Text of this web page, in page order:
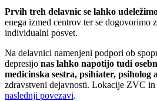
Prvih treh delavnic se lahko
enega izmed centrov ter se dogovorimo
individualni posvet.
Na delavnici namenjeni podpori ob
depresijo nas lahko napotijo tudi
medicinska sestra, psihiater, psiholog
zdravstveni dejavnosti. Lokacije ZVC
naslednji povezavi.